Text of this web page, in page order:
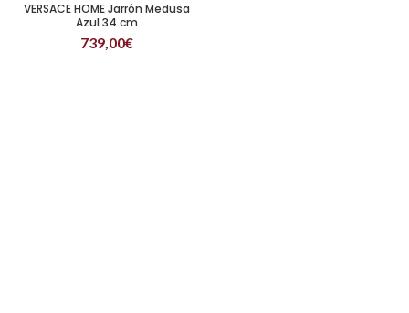
VERSACE HOME Jarrón Medusa
Azul 34 cm
739,00€